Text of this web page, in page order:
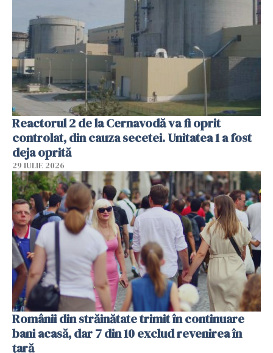
Reactorul 2 de la Cernavodă va fi oprit
controlat, din cauza secetei. Unitatea 1 a fost
deja oprită
29 IULIE 2026
Românii din străinătate trimit în continuare
bani acasă, dar 7 din 10 exclud revenirea în
țară